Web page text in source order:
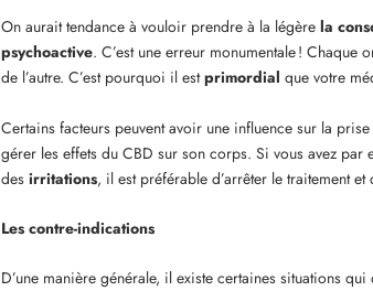
On aurait tendance à vouloir prendre à la légère la
psychoactive. C’est une erreur monumentale ! Chaque
de l’autre. C’est pourquoi il estprimordial que votre
Certains facteurs peuvent avoir une influence sur la
gérer les effets du CBD sur son corps. Si vous avez par
des irritations, il est préférable d’arrêter le traitement et
Les contre-indications
D’une manière générale, il existe certaines situations qui